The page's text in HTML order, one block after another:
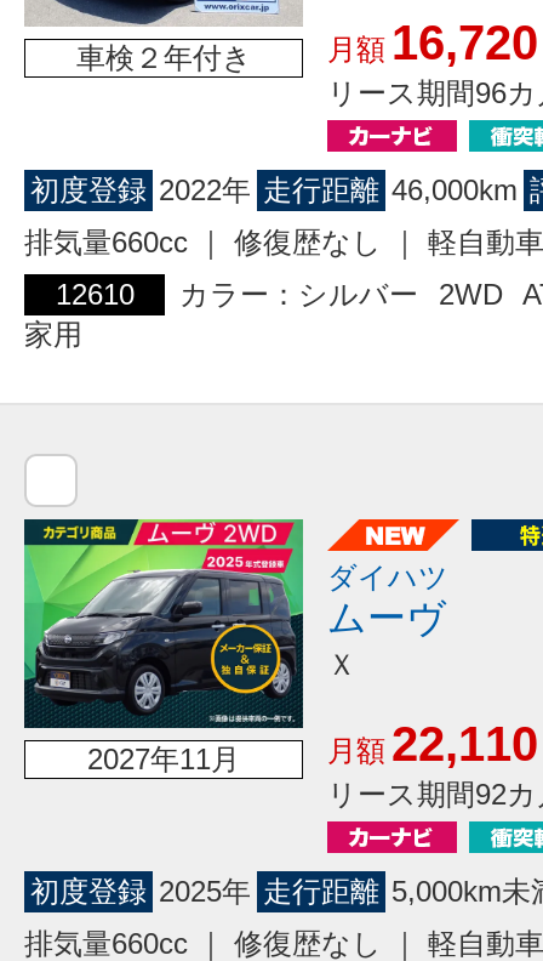
車検２年付き 月額 16,720
リース期間96
初度登録 2022年 走行距離 46,000km
排気量660cc ｜ 修復歴なし ｜ 軽自動車
12610
カラー：シルバー 2WD
家用
2027年11月
ダイハツ
ムーヴ
Ｘ
月額 22,110
リース期間92
初度登録 2025年 走行距離 5,000km未
排気量660cc ｜ 修復歴なし ｜ 軽自動車